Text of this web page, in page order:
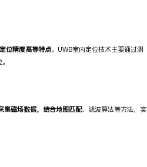
位精度高等特点。UWB室内定位技术主要通过测
集磁场数据，结合地图匹配、滤波算法等方法，实